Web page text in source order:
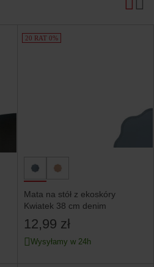
20 RAT 0%
Mata na stół z ekoskóry
Kwiatek 38 cm denim
12,99 zł
Wysyłamy w 24h